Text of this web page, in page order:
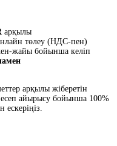
арқылы
төлеу (НДС-пен)
жайы бойынша келіп
арқылы жіберетін
айырысу бойынша 100%
ескеріңіз.